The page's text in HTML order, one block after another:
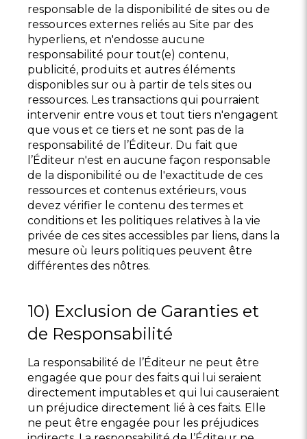
responsable de la disponibilité de sites ou de
ressources externes reliés au Site par des
hyperliens, et n'endosse aucune
responsabilité pour tout(e) contenu,
publicité, produits et autres éléments
disponibles sur ou à partir de tels sites ou
ressources. Les transactions qui pourraient
intervenir entre vous et tout tiers n'engagent
que vous et ce tiers et ne sont pas de la
responsabilité de l’Éditeur. Du fait que
l’Éditeur n'est en aucune façon responsable
de la disponibilité ou de l'exactitude de ces
ressources et contenus extérieurs, vous
devez vérifier le contenu des termes et
conditions et les politiques relatives à la vie
privée de ces sites accessibles par liens, dans la
mesure où leurs politiques peuvent être
différentes des nôtres.
10) Exclusion de Garanties et
de Responsabilité
La responsabilité de l’Éditeur ne peut être
engagée que pour des faits qui lui seraient
directement imputables et qui lui causeraient
un préjudice directement lié à ces faits. Elle
ne peut être engagée pour les préjudices